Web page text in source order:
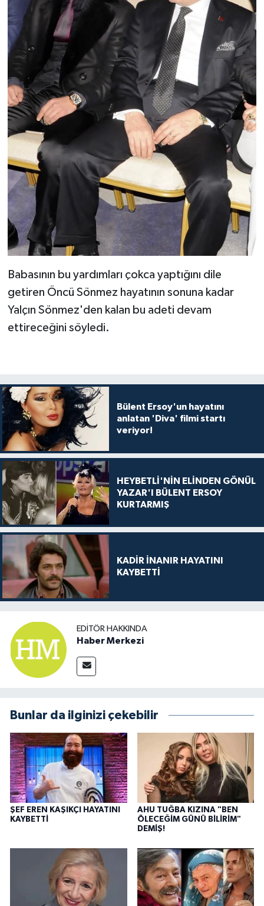
Babasının bu yardımları çokca yaptığını dile
getiren Öncü Sönmez hayatının sonuna kadar
Yalçın Sönmez'den kalan bu adeti devam
ettireceğini söyledi.
Bülent Ersoy'un hayatını
anlatan 'Diva' filmi startı
veriyor!
HEYBETLİ'NİN ELİNDEN GÖNÜL
YAZAR'I BÜLENT ERSOY
KURTARMIŞ
KADİR İNANIR HAYATINI
KAYBETTİ
EDITÖR HAKKINDA
Haber Merkezi
Bunlar da ilginizi çekebilir
ŞEF EREN KAŞIKÇI HAYATINI
KAYBETTİ
AHU TUĞBA KIZINA "BEN
ÖLECEĞİM GÜNÜ BİLİRİM"
DEMİŞ!